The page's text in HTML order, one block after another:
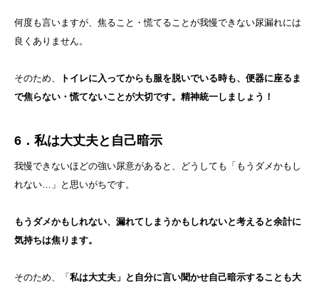
何度も言いますが、焦ること・慌てることが我慢できない尿漏れには
良くありません。
そのため、
トイレに入ってからも服を脱いでいる時も、便器に座るま
で焦らない・慌てないことが大切です。精神統一しましょう！
6．私は大丈夫と自己暗示
我慢できないほどの強い尿意があると、どうしても「もうダメかもし
れない…」と思いがちです。
もうダメかもしれない、漏れてしまうかもしれないと考えると余計に
気持ちは焦ります。
そのため、「 私は大丈夫」と自分に言い聞かせ自己暗示することも大